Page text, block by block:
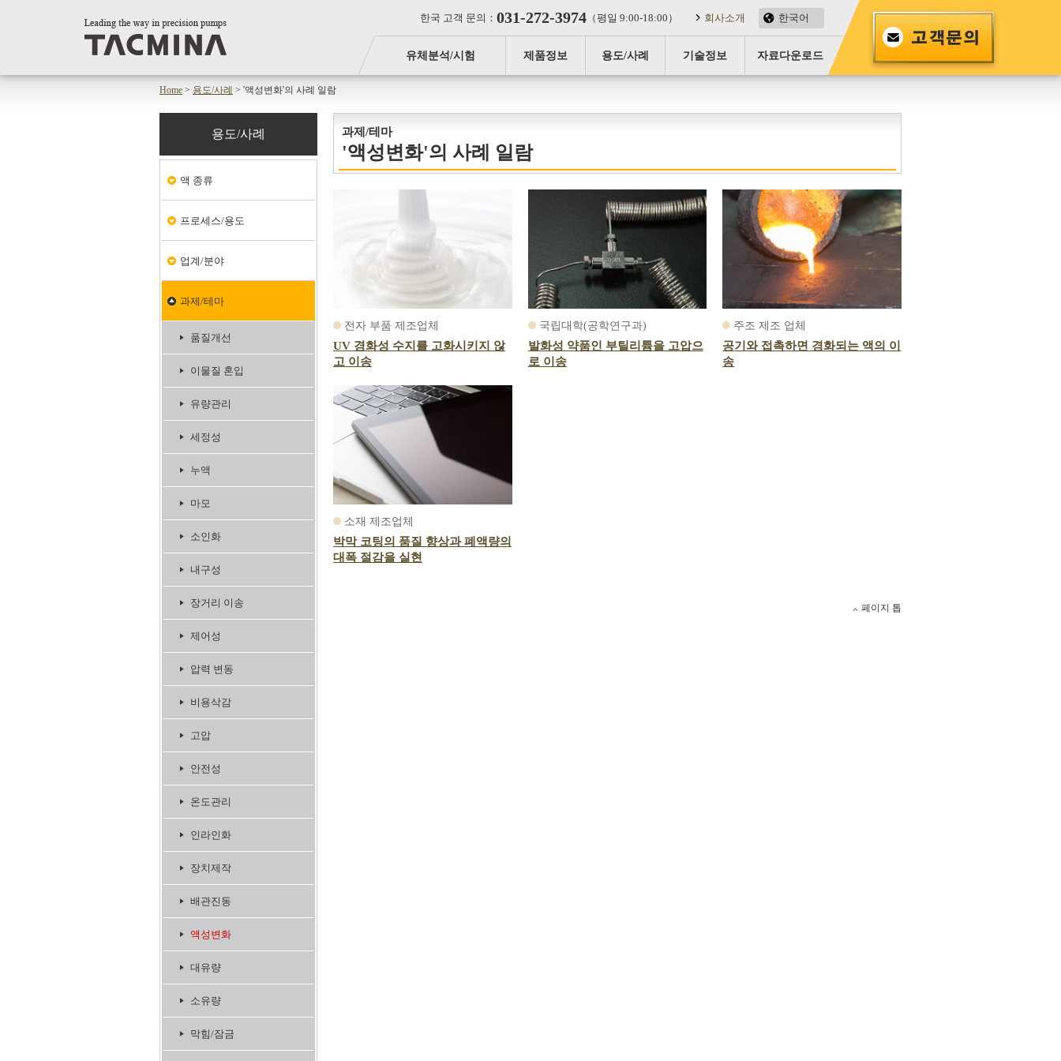
한국 고객 문의： 031-272-3974 （평일 9:00-18:00） 회사소개 한국어
유체분석/시험 제품정보 용도/사례 기술정보 자료다운로드
Home > 용도/사례 > '액성변화'의 사례 일람
과제/테마
'액성변화'의 사례 일람
전자 부품 제조업체
UV 경화성 수지를 고화시키지 않
고 이송
국립대학(공학연구과)
발화성 약품인 부틸리튬을 고압으
로 이송
주조 제조 업체
공기와 접촉하면 경화되는 액의 이
송
소재 제조업체
박막 코팅의 품질 향상과 폐액량의
대폭 절감을 실현
페이지 톱
용도/사례
액 종류
프로세스/용도
업계/분야
과제/테마
품질개선
이물질 혼입
유량관리
세정성
누액
마모
소인화
내구성
장거리 이송
제어성
압력 변동
비용삭감
고압
안전성
온도관리
인라인화
장치제작
배관진동
액성변화
대유량
소유량
막힘/잠금